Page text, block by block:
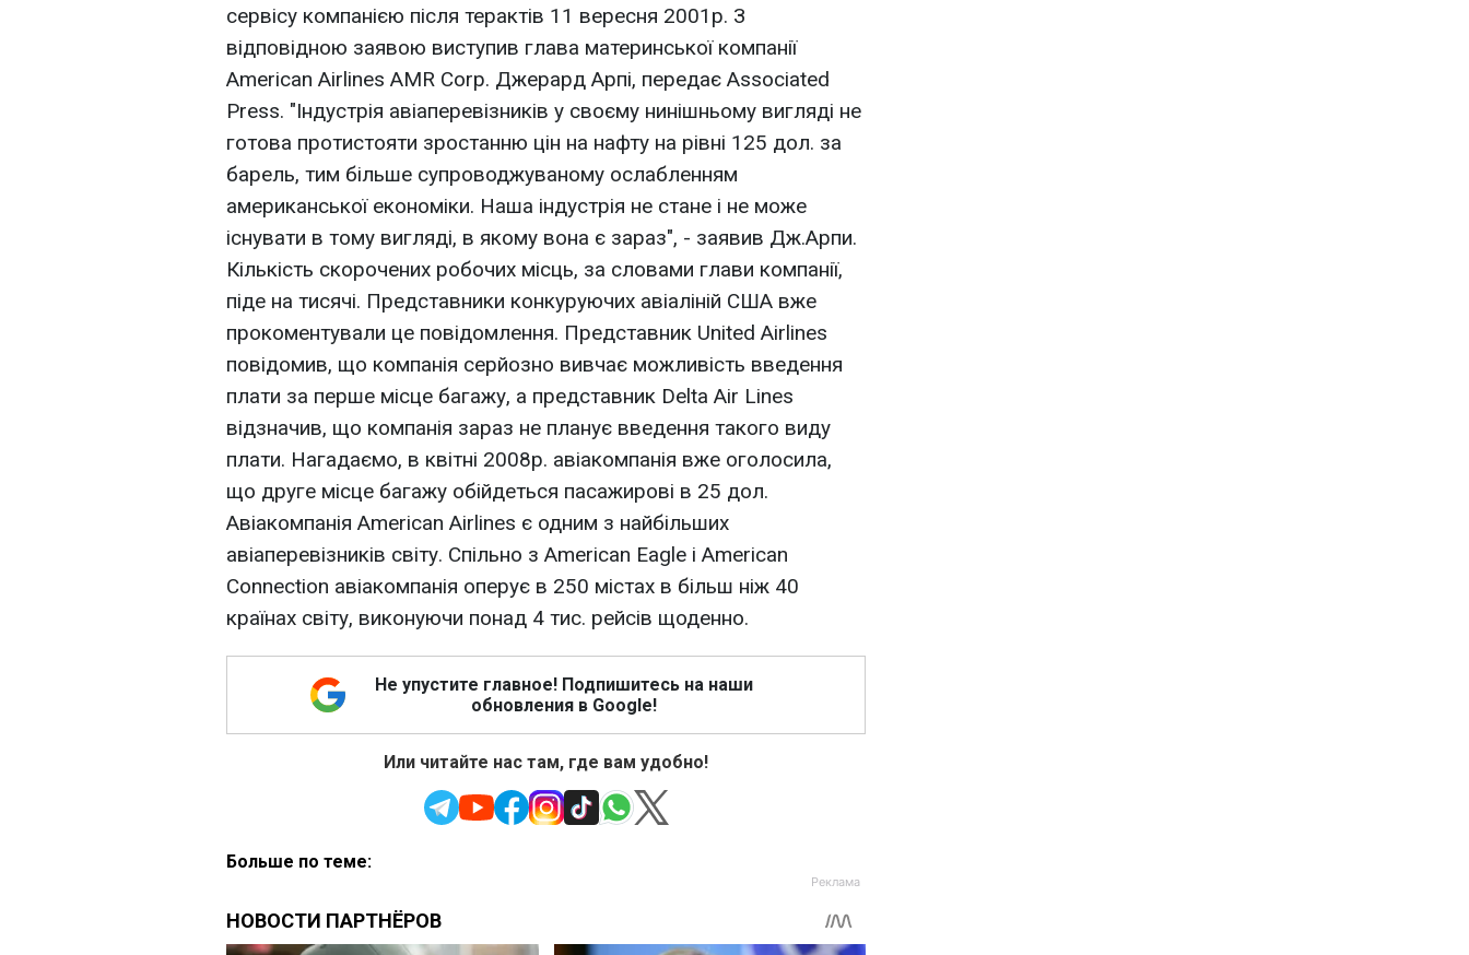
сервісу компанією після терактів 11 вересня 2001р. З
відповідною заявою виступив глава материнської компанії
American Airlines AMR Corp. Джерард Арпі, передає Associated
Press. "Індустрія авіаперевізників у своєму нинішньому вигляді не
готова протистояти зростанню цін на нафту на рівні 125 дол. за
барель, тим більше супроводжуваному ослабленням
американської економіки. Наша індустрія не стане і не може
існувати в тому вигляді, в якому вона є зараз", - заявив Дж.Арпи.
Кількість скорочених робочих місць, за словами глави компанії,
піде на тисячі. Представники конкуруючих авіаліній США вже
прокоментували це повідомлення. Представник United Airlines
повідомив, що компанія серйозно вивчає можливість введення
плати за перше місце багажу, а представник Delta Air Lines
відзначив, що компанія зараз не планує введення такого виду
плати. Нагадаємо, в квітні 2008р. авіакомпанія вже оголосила,
що друге місце багажу обійдеться пасажирові в 25 дол.
Авіакомпанія American Airlines є одним з найбільших
авіаперевізників світу. Спільно з American Eagle і American
Connection авіакомпанія оперує в 250 містах в більш ніж 40
країнах світу, виконуючи понад 4 тис. рейсів щоденно.
Не упустите главное! Подпишитесь на наши
обновления в Google!
Или читайте нас там, где вам удобно!
Больше по теме: